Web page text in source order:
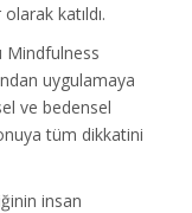
katıldı.
Mindfulness
uygulamaya
ve bedensel
tüm dikkatini
insan